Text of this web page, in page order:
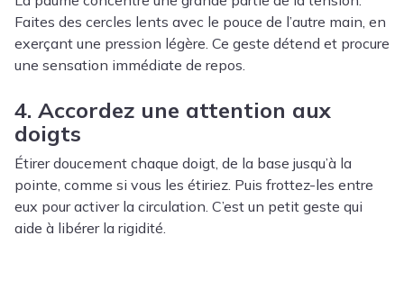
Faites des cercles lents avec le pouce de l’autre main, en
exerçant une pression légère. Ce geste détend et procure
une sensation immédiate de repos.
4. Accordez une attention aux
doigts
Étirer doucement chaque doigt, de la base jusqu’à la
pointe, comme si vous les étiriez. Puis frottez-les entre
eux pour activer la circulation. C’est un petit geste qui
aide à libérer la rigidité.